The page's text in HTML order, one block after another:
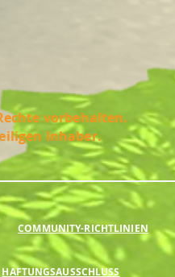
vorbehalten.
Inhaber.
COMMUNITY-RICHTLINIEN
HAFTUNGSAUSSCHLUSS